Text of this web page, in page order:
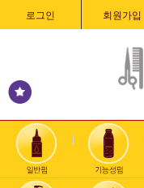
로그인 회원가입